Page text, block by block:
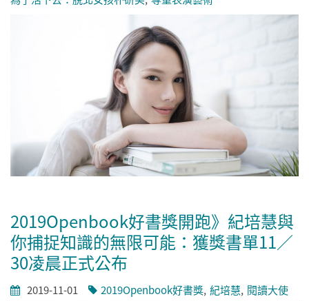
2019Openbook好書獎開跑》紀培慧與
你捕捉知識的無限可能：獲獎書單11／
30凌晨正式公布
2019-11-01 2019Openbook好書獎 紀培慧 閱讀大使